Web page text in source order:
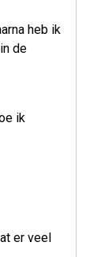
heb ik
de
ik
er veel